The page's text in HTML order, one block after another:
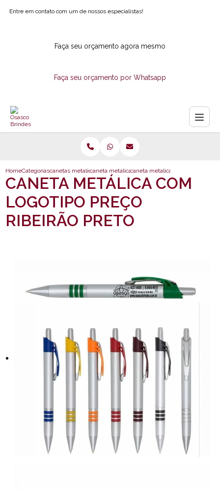
Entre em contato com um de nossos especialistas!
Faça seu orçamento agora mesmo
Faça seu orçamento por Whatsapp
HomeCategoriascanetas metalicascaneta metalica corporativacaneta metalica com logotipo
CANETA METÁLICA COM
LOGOTIPO PREÇO
RIBEIRÃO PRETO